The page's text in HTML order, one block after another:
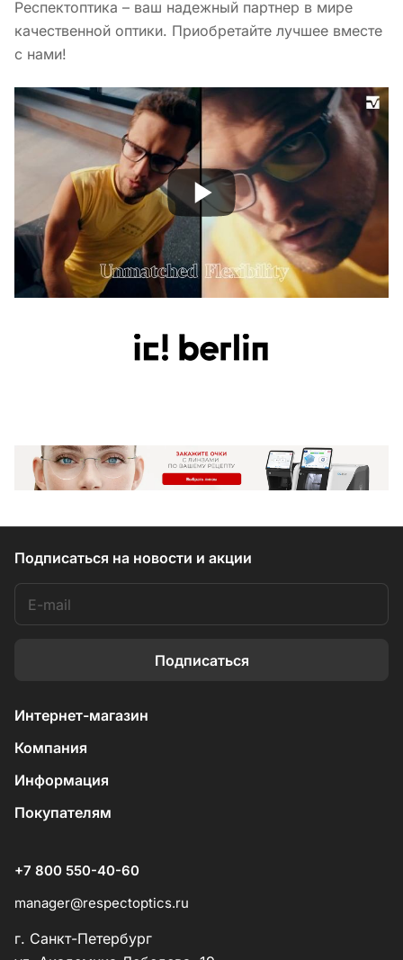
Респектоптика – ваш надежный партнер в мире
качественной оптики. Приобретайте лучшее вместе
с нами!
Подписаться на новости и акции
Подписаться
Интернет-магазин
Компания
Информация
Покупателям
+7 800 550-40-60
manager@respectoptics.ru
г. Санкт-Петербург